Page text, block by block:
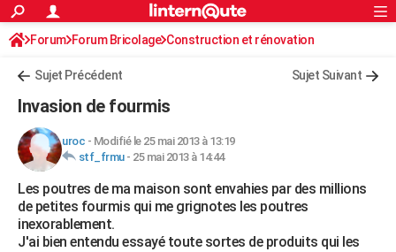
ACTUALITÉS
Politique
Société
Faits Divers
Education
Monde
Villes
+
FINANCE
Retraite
Impôts
Epargne
Immobilier
Risques naturels par ville
Banque
Assurance
Crédit
AUTO
Essais
Réserver un essai
Citadines
Berlines
SUV
Forum auto
+HIGH-TECH
Mobiles
Meilleur smartphone
Internet
Ordinateurs
Jeux vidéo
Guide high-tech
+BRICOLAGE
Rechercher
S'inscrire
Connexion
Forum Forum Bricolage Construction et rénovation
Charpente, toiture, combles
Sujet Précédent Sujet Suivant
Invasion de fourmis
uroc - Modifié le 25 mai 2013 à 13:19
stf_frmu- 25 mai 2013 à 14:44
Les poutres de ma maison sont envahies par des millions
de petites fourmis qui me grignotes les poutres
inexorablement.
J'ai bien entendu essayé toute sortes de produits qui les